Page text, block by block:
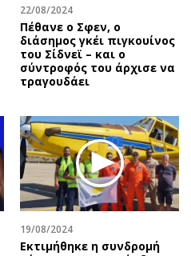
22/08/2024
Πέθανε ο Σφεν, ο
διάσημος γκέι πιγκουίνος
του Σίδνεϊ – και ο
σύντροφός του άρχισε να
τραγουδάει
19/08/2024
Εκτιμήθηκε η συνδρομή